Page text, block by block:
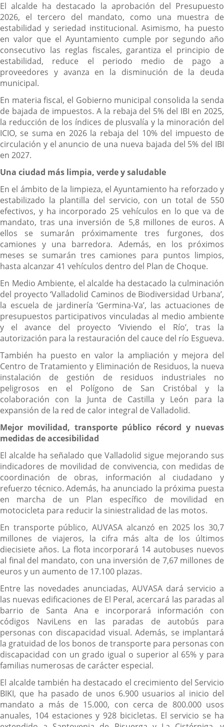
El alcalde ha destacado la aprobación del Presupuesto
2026, el tercero del mandato, como una muestra de
estabilidad y seriedad institucional. Asimismo, ha puesto
en valor que el Ayuntamiento cumple por segundo año
consecutivo las reglas fiscales, garantiza el principio de
estabilidad, reduce el periodo medio de pago a
proveedores y avanza en la disminución de la deuda
municipal.
En materia fiscal, el Gobierno municipal consolida la senda
de bajada de impuestos. A la rebaja del 5% del IBI en 2025,
la reducción de los índices de plusvalía y la minoración del
ICIO, se suma en 2026 la rebaja del 10% del impuesto de
circulación y el anuncio de una nueva bajada del 5% del IBI
en 2027.
Una ciudad más limpia, verde y saludable
En el ámbito de la limpieza, el Ayuntamiento ha reforzado y
estabilizado la plantilla del servicio, con un total de 550
efectivos, y ha incorporado 25 vehículos en lo que va de
mandato, tras una inversión de 5,8 millones de euros. A
ellos se sumarán próximamente tres furgones, dos
camiones y una barredora. Además, en los próximos
meses se sumarán tres camiones para puntos limpios,
hasta alcanzar 41 vehículos dentro del Plan de Choque.
En Medio Ambiente, el alcalde ha destacado la culminación
del proyecto ‘Valladolid Caminos de Biodiversidad Urbana’,
la escuela de jardinería ‘Germina-Va’, las actuaciones de
presupuestos participativos vinculadas al medio ambiente
y el avance del proyecto ‘Viviendo el Río’, tras la
autorización para la restauración del cauce del río Esgueva.
También ha puesto en valor la ampliación y mejora del
Centro de Tratamiento y Eliminación de Residuos, la nueva
instalación de gestión de residuos industriales no
peligrosos en el Polígono de San Cristóbal y la
colaboración con la Junta de Castilla y León para la
expansión de la red de calor integral de Valladolid.
Mejor movilidad, transporte público récord y nuevas
medidas de accesibilidad
El alcalde ha señalado que Valladolid sigue mejorando sus
indicadores de movilidad de convivencia, con medidas de
coordinación de obras, información al ciudadano y
refuerzo técnico. Además, ha anunciado la próxima puesta
en marcha de un Plan específico de movilidad en
motocicleta para reducir la siniestralidad de las motos.
En transporte público, AUVASA alcanzó en 2025 los 30,7
millones de viajeros, la cifra más alta de los últimos
diecisiete años. La flota incorporará 14 autobuses nuevos
al final del mandato, con una inversión de 7,67 millones de
euros y un aumento de 17.100 plazas.
Entre las novedades anunciadas, AUVASA dará servicio a
las nuevas edificaciones de El Peral, acercará las paradas al
barrio de Santa Ana e incorporará información con
códigos NaviLens en las paradas de autobús para
personas con discapacidad visual. Además, se implantará
la gratuidad de los bonos de transporte para personas con
discapacidad con un grado igual o superior al 65% y para
familias numerosas de carácter especial.
El alcalde también ha destacado el crecimiento del Servicio
BIKI, que ha pasado de unos 6.900 usuarios al inicio del
mandato a más de 15.000, con cerca de 800.000 usos
anuales, 104 estaciones y 928 bicicletas. El servicio se ha